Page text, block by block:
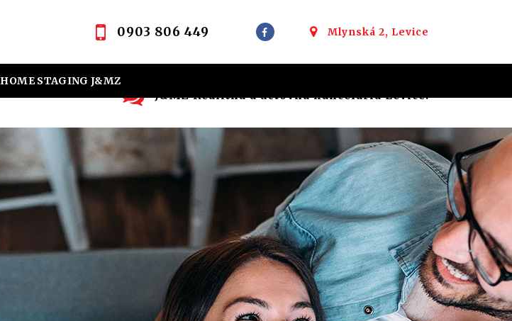
Mlynská 2, Levice
0903 806 449
J&MZ Realitná a účtovná kancelária Levice:
HOME STAGING J&MZ